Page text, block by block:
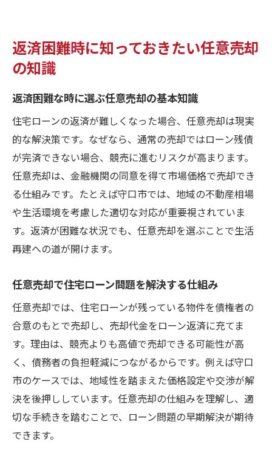
返済困難時に知っておきたい任意売却
の知識
返済困難な時に選ぶ任意売却の基本知識
住宅ローンの返済が難しくなった場合、任意売却は現実
的な解決策です。なぜなら、通常の売却ではローン残債
が完済できない場合、競売に進むリスクが高まります。
任意売却は、金融機関の同意を得て市場価格で売却でき
る仕組みです。たとえば守口市では、地域の不動産相場
や生活環境を考慮した適切な対応が重要視されていま
す。返済が困難な状況でも、任意売却を選ぶことで生活
再建への道が開けます。
任意売却で住宅ローン問題を解決する仕組み
任意売却では、住宅ローンが残っている物件を債権者の
合意のもとで売却し、売却代金をローン返済に充てま
す。理由は、競売よりも高値で売却できる可能性が高
く、債務者の負担軽減につながるからです。例えば守口
市のケースでは、地域性を踏まえた価格設定や交渉が解
決を後押ししています。任意売却の仕組みを理解し、適
切な手続きを踏むことで、ローン問題の早期解決が期待
できます。